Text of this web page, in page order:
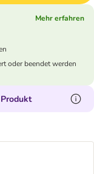
Mehr erfahren
oder beendet werden